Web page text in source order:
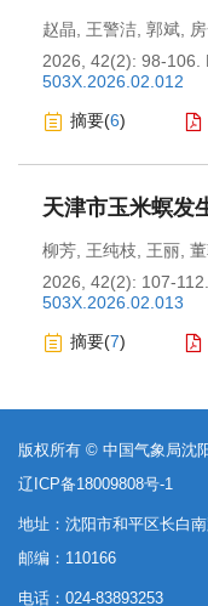
赵晶 王警洁 郭斌
2026, 42(2): 98-106.
503X.2026.02.012
摘要(6)
天津市玉米螟发
柳芳 王纯枝 王丽
2026, 42(2): 107-112.
503X.2026.02.013
摘要(7)
版权所有 © 中国气象局沈
辽ICP备18009808号-1
地址：沈阳市和平区长白
邮编：110166
电话：024-83893253